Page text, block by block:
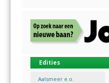
Edities
Aalsmeer e.o.